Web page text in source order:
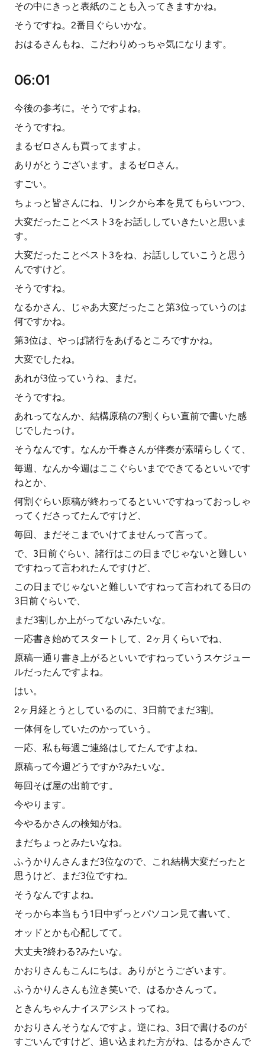
その中にきっと表紙のことも入ってきますかね。
そうですね。2番目ぐらいかな。
おはるさんもね、こだわりめっちゃ気になります。
06:01
今後の参考に。そうですよね。
そうですね。
まるゼロさんも買ってますよ。
ありがとうございます。まるゼロさん。
すごい。
ちょっと皆さんにね、リンクから本を見てもらいつつ、
大変だったことベスト3をお話ししていきたいと思いま
す。
大変だったことベスト3をね、お話ししていこうと思う
んですけど。
そうですね。
なるかさん、じゃあ大変だったこと第3位っていうのは
何ですかね。
第3位は、やっぱ諸行をあげるところですかね。
大変でしたね。
あれが3位っていうね、まだ。
そうですね。
あれってなんか、結構原稿の7割くらい直前で書いた感
じでしたっけ。
そうなんです。なんか千春さんが伴奏が素晴らしくて、
毎週、なんか今週はここぐらいまでできてるといいです
ねとか、
何割ぐらい原稿が終わってるといいですねっておっしゃ
ってくださってたんですけど、
毎回、まだそこまでいけてませんって言って。
で、3日前ぐらい、諸行はこの日までじゃないと難しい
ですねって言われたんですけど、
この日までじゃないと難しいですねって言われてる日の
3日前ぐらいで、
まだ3割しか上がってないみたいな。
一応書き始めてスタートして、2ヶ月くらいでね、
原稿一通り書き上がるといいですねっていうスケジュー
ルだったんですよね。
はい。
2ヶ月経とうとしているのに、3日前でまだ3割。
一体何をしていたのかっていう。
一応、私も毎週ご連絡はしてたんですよね。
原稿って今週どうですか?みたいな。
毎回そば屋の出前です。
今やります。
今やるかさんの検知がね。
まだちょっとみたいなね。
ふうかりんさんまだ3位なので、これ結構大変だったと
思うけど、まだ3位ですね。
そうなんですよね。
そっから本当もう1日中ずっとパソコン見て書いて、
オッドとかも心配してて。
大丈夫?終わる?みたいな。
かおりさんもこんにちは。ありがとうございます。
ふうかりんさんも泣き笑いで、はるかさんって。
ときんちゃんナイスアシストってね。
かおりさんそうなんですよ。逆にね、3日で書けるのが
すごいんですけど、追い込まれた方がね、はるかさんで